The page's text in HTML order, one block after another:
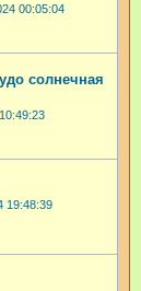
00:05:04
солнечная
19:48:39